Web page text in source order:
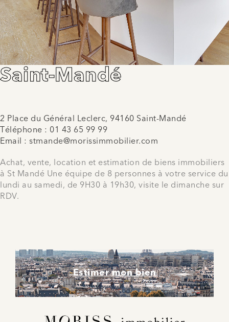
Saint-Mandé
2 Place du Général Leclerc, 94160 Saint-Mandé
Téléphone : 01 43 65 99 99
Email : stmande@morissimmobilier.com
Achat, vente, location et estimation de biens immobiliers
à St Mandé Une équipe de 8 personnes à votre service du
lundi au samedi, de 9H30 à 19h30, visite le dimanche sur
RDV.
Estimer mon bien